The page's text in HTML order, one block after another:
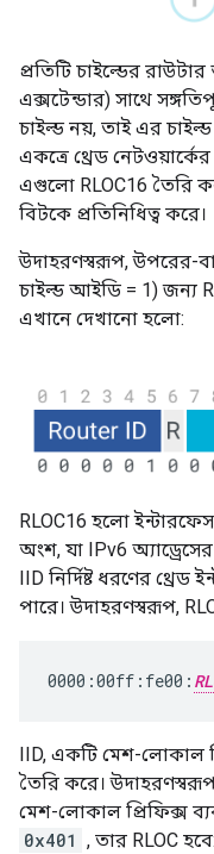
প্রতিটি চাইল্ডের
এক্সটেন্ডার) সাথে
চাইল্ড নয়, তাই এর
একত্রে থ্রেড
এগুলো RLOC16 তৈরি
বিটকে প্রতিনিধিত্ব করে।
উদাহরণস্বরূপ, উপরের-
চাইল্ড আইডি = 1) জন্য
এখানে দেখানো হলো:
RLOC16 হলো
অংশ, যা IPv6
IID নির্দিষ্ট ধরণের
পারে। উদাহরণস্বরূপ,
0000:00ff:fe00:
IID, একটি মেশ-লোকাল
তৈরি করে।
মেশ-লোকাল প্রিফিক্স
0x401 , তার RLOC হবে: